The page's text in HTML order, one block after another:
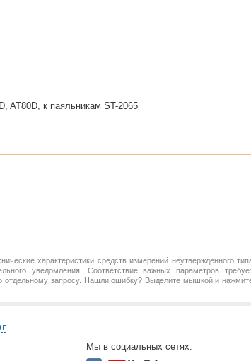
AT80D, к паяльникам ST-2065
характеристики средств измерений неутвержденного
уведомления. Соответствие важных параметров
отдельному запросу. Нашли ошибку? Выделите мышкой и
Мы в социальных сетях: